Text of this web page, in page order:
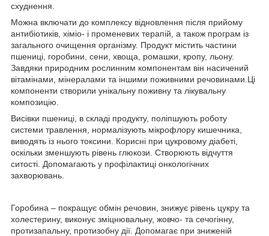
схуднення.
Можна включати до комплексу відновлення після прийому
антибіотиків, хіміо- і променевих терапій, а також програм із
загального очищення організму. Продукт містить частини
пшениці, горобини, сени, хвоща, ромашки, кропу, льону.
Завдяки природним рослинним компонентам він насичений
вітамінами, мінералами та іншими поживними речовинами.Ці
компоненти створили унікальну поживну та лікувальну
композицію.
Висівки пшениці, в складі продукту, поліпшують роботу
системи травлення, нормалізують мікрофлору кишечника,
виводять із нього токсини. Корисні при цукровому діабеті,
оскільки зменшують рівень глюкози. Створюють відчуття
ситості. Допомагають у профілактиці онкологічних
захворювань.
Горобина – покращує обмін речовин, знижує рівень цукру та
холестерину, виконує зміцнювальну, жовчо- та сечогінну,
протизапальну, протизобну дії. Допомагає при зниженій